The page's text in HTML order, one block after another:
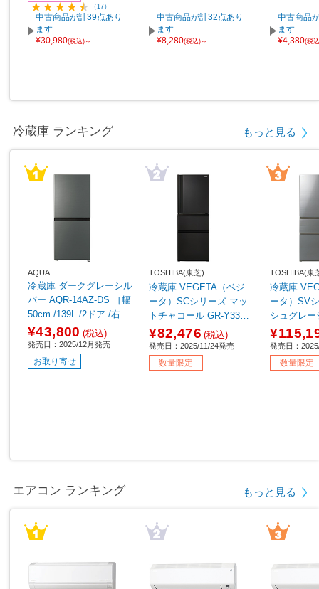
（17）
中古商品が計39点あり
ます
¥30,980(税込)～
中古商品が計32点あり
ます
¥8,280(税込)～
中古商品
ます
¥4,380(税
冷蔵庫 ランキング もっと見る
AQUA
冷蔵庫 ダークグレーシル
バー AQR-14AZ-DS ［幅
50cm /139L /2ドア /右開
きタイプ /2025年］
¥43,800 (税込)
発売日：2025/12月発売
お取り寄せ
TOSHIBA(東芝)
冷蔵庫 VEGETA（ベジ
ータ）SCシリーズ マッ
トチャコール GR-Y33SC
(KZ) ［幅60cm /326L /3
ドア /右開きタイプ /202
5年］【基本設置料金セ
ット】
¥82,476 (税込)
発売日：2025/11/24発売
数量限定
TOSHIBA(東
冷蔵庫
ータ）SV
シュグレ
SV(ZH) ［
/3ドア /右
25年］ 【
セット】
発売日：
数量限定
エアコン ランキング もっと見る